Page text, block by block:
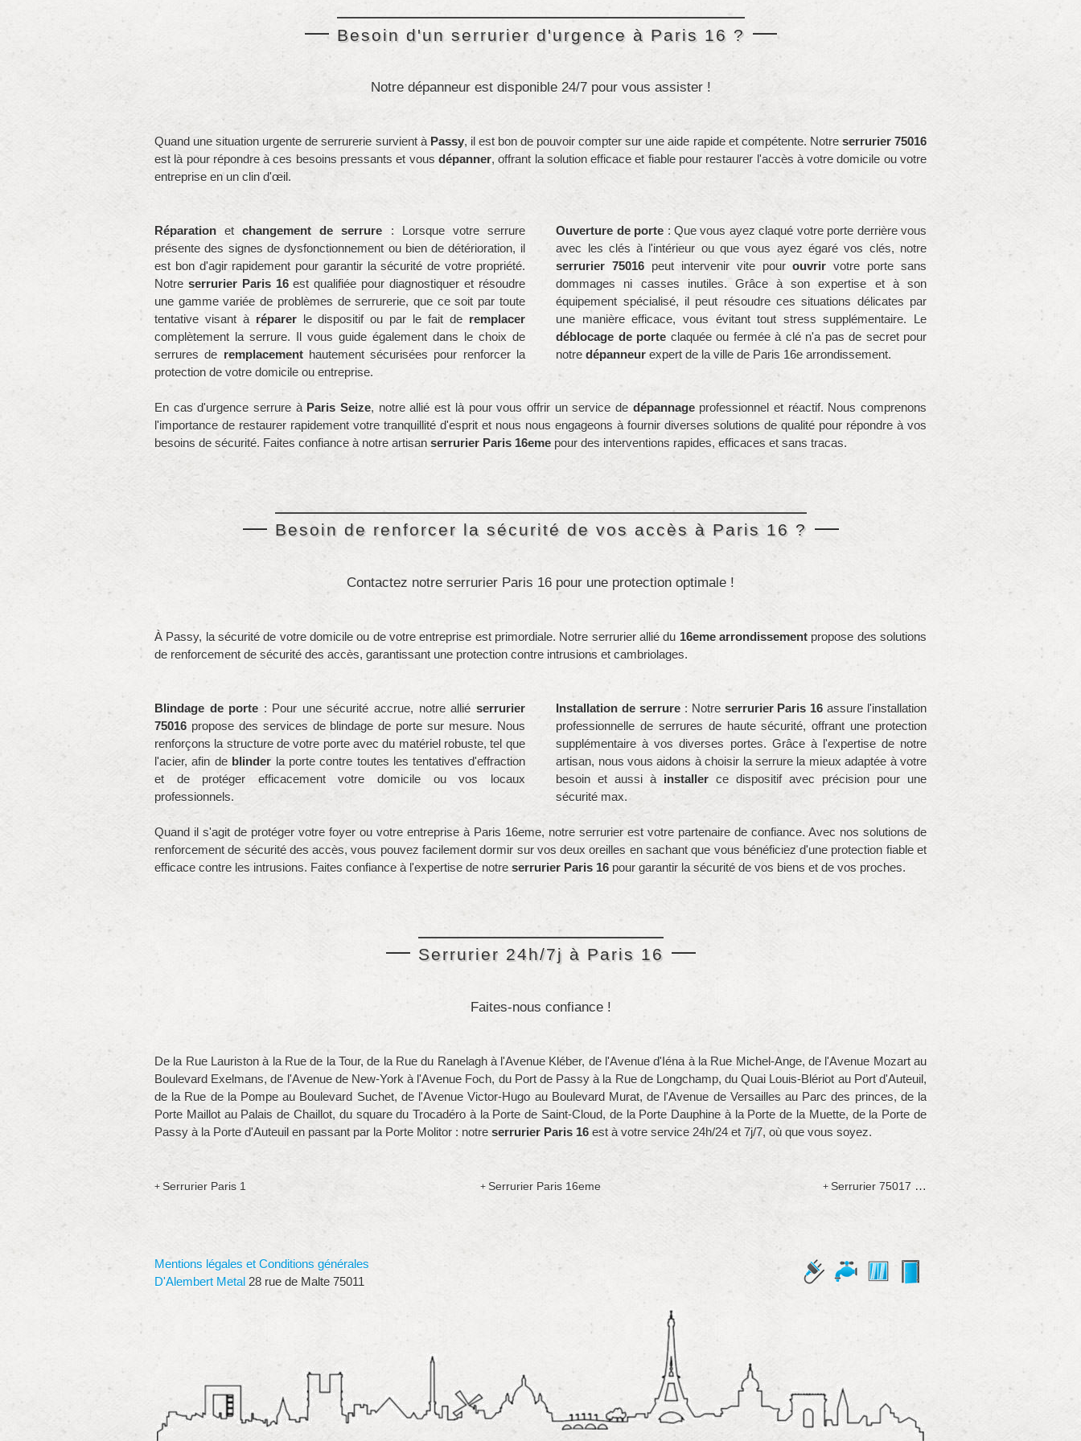
Besoin d'un serrurier d'urgence à Paris 16 ?
Notre dépanneur est disponible 24/7 pour vous assister !
Quand une situation urgente de serrurerie survient à Passy, il est bon de pouvoir compter sur une aide rapide et compétente. Notre serrurier 75016
est là pour répondre à ces besoins pressants et vous dépanner, offrant la solution efficace et fiable pour restaurer l'accès à votre domicile ou votre
entreprise en un clin d'œil.
Réparation etchangement de serrure : Lorsque votre serrure
présente des signes de dysfonctionnement ou bien de détérioration, il
est bon d'agir rapidement pour garantir la sécurité de votre propriété.
Notre serrurier Paris 16est qualifiée pour diagnostiquer et résoudre
une gamme variée de problèmes de serrurerie, que ce soit par toute
tentative visant à réparerle dispositif ou par le fait de remplacer
complètement la serrure. Il vous guide également dans le choix de
serrures de remplacementhautement sécurisées pour renforcer la
protection de votre domicile ou entreprise.
Ouverture de porte : Que vous ayez claqué votre porte derrière vous
avec les clés à l'intérieur ou que vous ayez égaré vos clés, notre
serrurier 75016 peut intervenir vite pourouvrir votre porte sans
dommages ni casses inutiles. Grâce à son expertise et à son
équipement spécialisé, il peut résoudre ces situations délicates par
une manière efficace, vous évitant tout stress supplémentaire. Le
déblocage de porte claquée ou fermée à clé n'a pas de secret pour
notredépanneur expert de la ville de Paris 16e arrondissement.
En cas d'urgence serrure à Paris Seize, notre allié est là pour vous offrir un service de dépannageprofessionnel et réactif. Nous comprenons
l'importance de restaurer rapidement votre tranquillité d'esprit et nous nous engageons à fournir diverses solutions de qualité pour répondre à vos
besoins de sécurité. Faites confiance à notre artisan serrurier Paris 16eme pour des interventions rapides, efficaces et sans tracas.
Besoin de renforcer la sécurité de vos accès à Paris 16 ?
Contactez notre serrurier Paris 16 pour une protection optimale !
À Passy, la sécurité de votre domicile ou de votre entreprise est primordiale. Notre serrurier allié du 16eme arrondissement propose des solutions
de renforcement de sécurité des accès, garantissant une protection contre intrusions et cambriolages.
Blindage de porte : Pour une sécurité accrue, notre allié serrurier
75016 propose des services de blindage de porte sur mesure. Nous
renforçons la structure de votre porte avec du matériel robuste, tel que
l'acier, afin de blinder la porte contre toutes les tentatives d'effraction
et de protéger efficacement votre domicile ou vos locaux
professionnels.
Installation de serrure: Notre serrurier Paris 16 assure l'installation
professionnelle de serrures de haute sécurité, offrant une protection
supplémentaire à vos diverses portes. Grâce à l'expertise de notre
artisan, nous vous aidons à choisir la serrure la mieux adaptée à votre
besoin et aussi à installer ce dispositif avec précision pour une
sécurité max.
Quand il s'agit de protéger votre foyer ou votre entreprise à Paris 16eme, notre serrurier est votre partenaire de confiance. Avec nos solutions de
renforcement de sécurité des accès, vous pouvez facilement dormir sur vos deux oreilles en sachant que vous bénéficiez d'une protection fiable et
efficace contre les intrusions. Faites confiance à l'expertise de notre serrurier Paris 16 pour garantir la sécurité de vos biens et de vos proches.
Serrurier 24h/7j à Paris 16
Faites-nous confiance !
De la Rue Lauriston à la Rue de la Tour, de la Rue du Ranelagh à l'Avenue Kléber, de l'Avenue d'Iéna à la Rue Michel-Ange, de l'Avenue Mozart au
Boulevard Exelmans, de l'Avenue de New-York à l'Avenue Foch, du Port de Passy à la Rue de Longchamp, du Quai Louis-Blériot au Port d'Auteuil,
de la Rue de la Pompe au Boulevard Suchet, de l'Avenue Victor-Hugo au Boulevard Murat, de l'Avenue de Versailles au Parc des princes, de la
Porte Maillot au Palais de Chaillot, du square du Trocadéro à la Porte de Saint-Cloud, de la Porte Dauphine à la Porte de la Muette, de la Porte de
Passy à la Porte d'Auteuil en passant par la Porte Molitor : notre serrurier Paris 16 est à votre service 24h/24 et 7j/7, où que vous soyez.
+ Serrurier Paris 1 + Serrurier Paris 16eme + Serrurier 75017 …
Mentions légales et Conditions générales
D'Alembert Metal 28 rue de Malte 75011